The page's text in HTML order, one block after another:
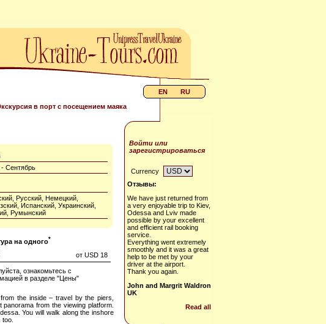
в порт с посещением маяка
EN RU
Сентябрь
Русский, Немецкий,
Испанский, Украинский,
Румынский
на одного*
от USD 18
ознакомьтесь с
в разделе "Цены"
the inside – travel by the piers,
from the viewing platform.
You will walk along the inshore
Войти или
зарегистрироваться
Currency
Отзывы:
We have just returned from
a very enjoyable trip to Kiev,
Odessa and Lviv made
possible by your excellent
and efficient rail booking
service.
Everything went extremely
smoothly and it was a great
help to be met by your
driver at the airport.
Thank you again.
John and Margrit Waldron
UK
Read all